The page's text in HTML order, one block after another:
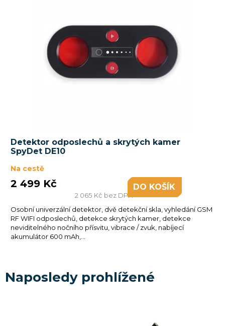
Detektor odposlechů a skrytých kamer
SpyDet DE10
Na cestě
2 065 Kč bez DPH
2 499 Kč DO KOŠÍKU
Osobní univerzální detektor, dvě detekční skla, vyhledání GSM
RF WIFI odposlechů, detekce skrytých kamer, detekce
neviditelného nočního přísvitu, vibrace / zvuk, nabíjecí
akumulátor 600 mAh,...
Naposledy prohlížené